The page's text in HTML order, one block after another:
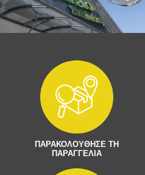
ΠΑΡΑΚΟΛΟΥΘΗΣΕ ΤΗ
ΠΑΡΑΓΓΕΛΙΑ